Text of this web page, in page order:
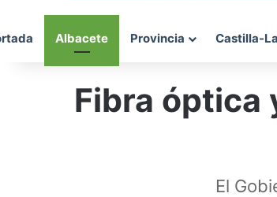
Albacete Provincia Castilla-
Fibra óptica
El